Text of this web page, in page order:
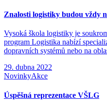
Znalosti logistiky budou vždy
Vysoká škola logistiky je
program Logistika nabízí
dopravních systémů nebo na
29. dubna 2022
NovinkyAkce
Úspěšná reprezentace VŠLG